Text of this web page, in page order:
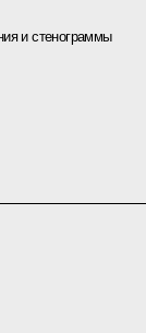
и стенограммы